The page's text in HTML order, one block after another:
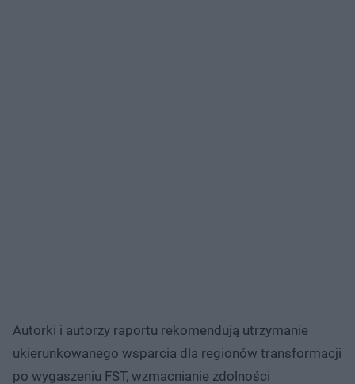
Autorki i autorzy raportu rekomendują utrzymanie
ukierunkowanego wsparcia dla regionów transformacji
po wygaszeniu FST, wzmacnianie zdolności